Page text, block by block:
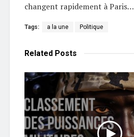
changent rapidement à Paris…
Tags: a la une Politique
Related Posts